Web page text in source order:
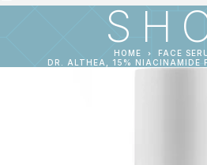
HOME
FACE
DR. ALTHEA, 15% NIACINAMIDE